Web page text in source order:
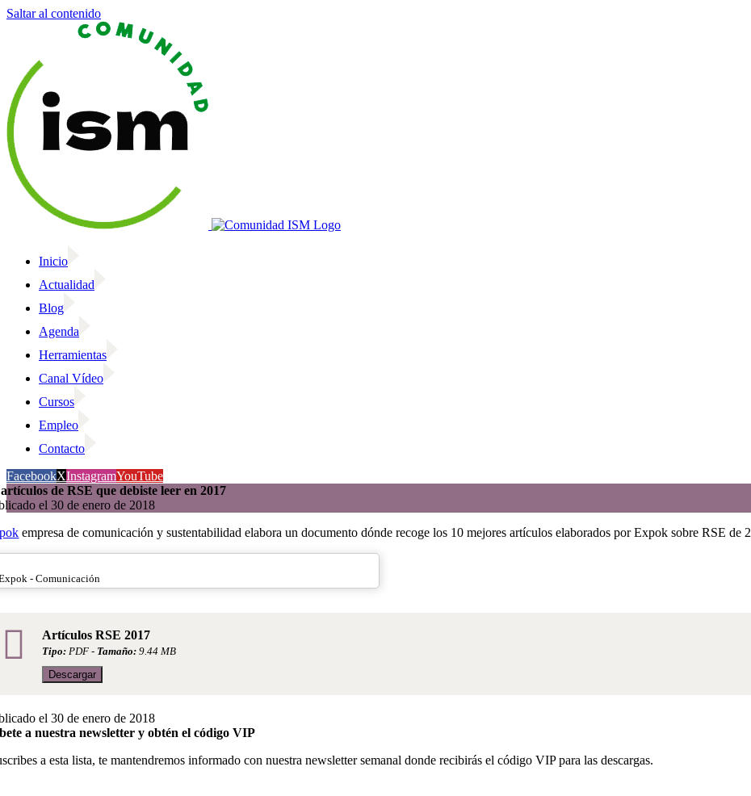
Saltar al contenido
Inicio
Actualidad
Blog
Agenda
Herramientas
Canal Vídeo
Cursos
Empleo
Contacto
FacebookXInstagramYouTube
de RSE que debiste leer en 2017
el 30 de enero de 2018
empresa de comunicación y sustentabilidad elabora un documento dónde recoge los 10 mejores artículos elaborados por Expok sobre RSE de
- Comunicación
Artículos RSE 2017
Tipo: PDF - Tamaño: 9.44 MB
Descargar
el 30 de enero de 2018
a nuestra newsletter y obtén el código VIP
a esta lista, te mantendremos informado con nuestra newsletter semanal donde recibirás el código VIP para las descargas.